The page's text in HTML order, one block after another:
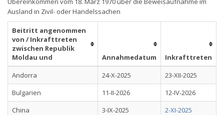
Ausland in Zivil- oder Handelssachen
Beitritt angenommen
von / Inkrafttreten
zwischen Republik
Moldau und
Annahmedatum
Inkrafttreten
Andorra
24-X-2025
23-XII-2025
Bulgarien
11-II-2026
12-IV-2026
China
3-IX-2025
2-XI-2025